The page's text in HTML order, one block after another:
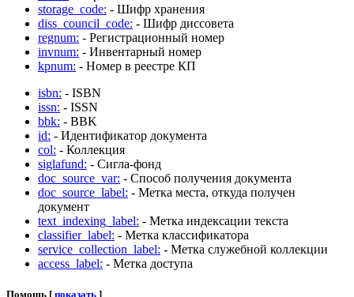
storage_code: - Шифр хранения
diss_council_code: - Шифр диссовета
regnum: - Регистрационный номер
invnum: - Инвентарный номер
kpnum: - Номер в реестре КП
isbn: - ISBN
issn: - ISSN
bbk: - BBK
id: - Идентификатор документа
col: - Коллекция
siglafund: - Сигла-фонд
doc_source_var: - Способ получения документа
doc_source_label: - Метка места, откуда получен
документ
text_indexing_label: - Метка индексации текста
classifier_label: - Метка классификатора
service_collection_label: - Метка служебной коллекции
access_label: - Метка доступа
Помощь [ показать ]